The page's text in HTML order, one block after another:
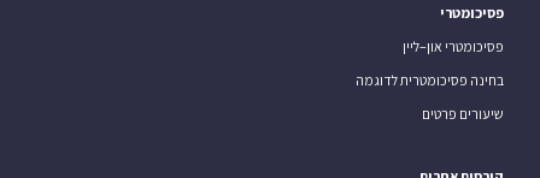
פסיכומטרי
פסיכומטרי און–ליין
בחינה פסיכומטרית לדוגמה
שיעורים פרטים